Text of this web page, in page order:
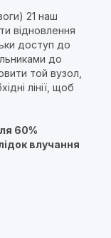
21 наш
відновлення
доступ до
до
той вузол,
лінії, щоб
60%
влучання